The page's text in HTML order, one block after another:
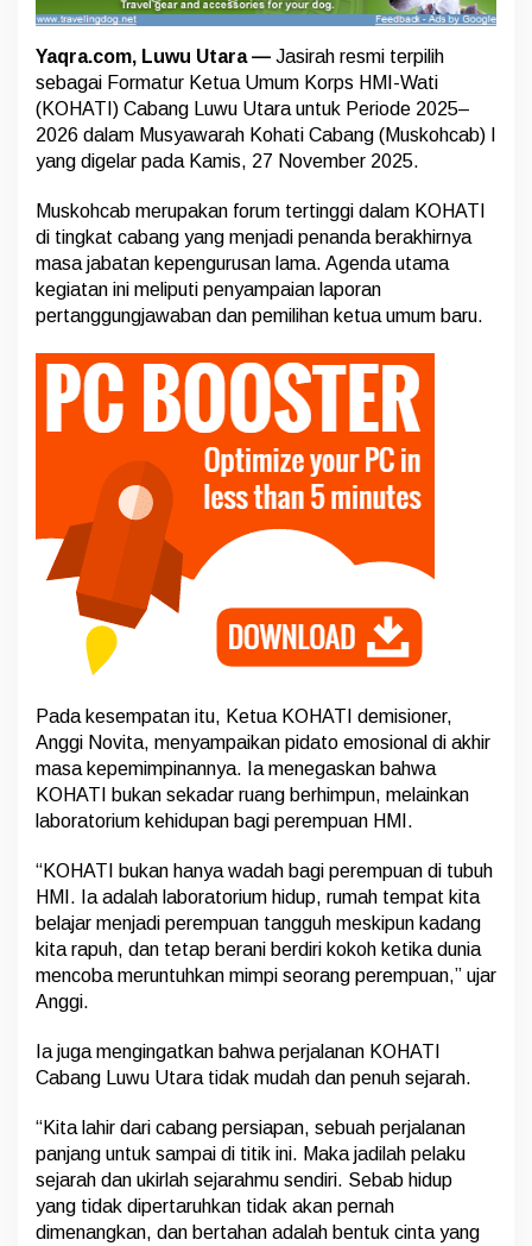
u
a
m
u
m
K
O
T
I
C
a
b
a
g
L
u
w
a
P
e
e
0
2
5
–
0
2
6
Yaqra.com, Luwu Utara — Jasirah resmi terpilih
sebagai Formatur Ketua Umum Korps HMI-Wati
(KOHATI) Cabang Luwu Utara untuk Periode 2025–
2026 dalam Musyawarah Kohati Cabang (Muskohcab) I
yang digelar pada Kamis, 27 November 2025.
Muskohcab merupakan forum tertinggi dalam KOHATI
di tingkat cabang yang menjadi penanda berakhirnya
masa jabatan kepengurusan lama. Agenda utama
kegiatan ini meliputi penyampaian laporan
pertanggungjawaban dan pemilihan ketua umum baru.
Pada kesempatan itu, Ketua KOHATI demisioner,
Anggi Novita, menyampaikan pidato emosional di akhir
masa kepemimpinannya. Ia menegaskan bahwa
KOHATI bukan sekadar ruang berhimpun, melainkan
laboratorium kehidupan bagi perempuan HMI.
“KOHATI bukan hanya wadah bagi perempuan di tubuh
HMI. Ia adalah laboratorium hidup, rumah tempat kita
belajar menjadi perempuan tangguh meskipun kadang
kita rapuh, dan tetap berani berdiri kokoh ketika dunia
mencoba meruntuhkan mimpi seorang perempuan,” ujar
Anggi.
Ia juga mengingatkan bahwa perjalanan KOHATI
Cabang Luwu Utara tidak mudah dan penuh sejarah.
“Kita lahir dari cabang persiapan, sebuah perjalanan
panjang untuk sampai di titik ini. Maka jadilah pelaku
sejarah dan ukirlah sejarahmu sendiri. Sebab hidup
yang tidak dipertaruhkan tidak akan pernah
dimenangkan, dan bertahan adalah bentuk cinta yang